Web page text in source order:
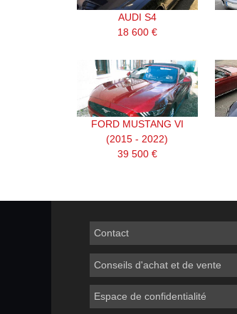
AUDI S4
18 600 €
FORD MUSTANG VI
(2015 - 2022)
39 500 €
Contact
Conseils d'achat et de vente
Espace de confidentialité